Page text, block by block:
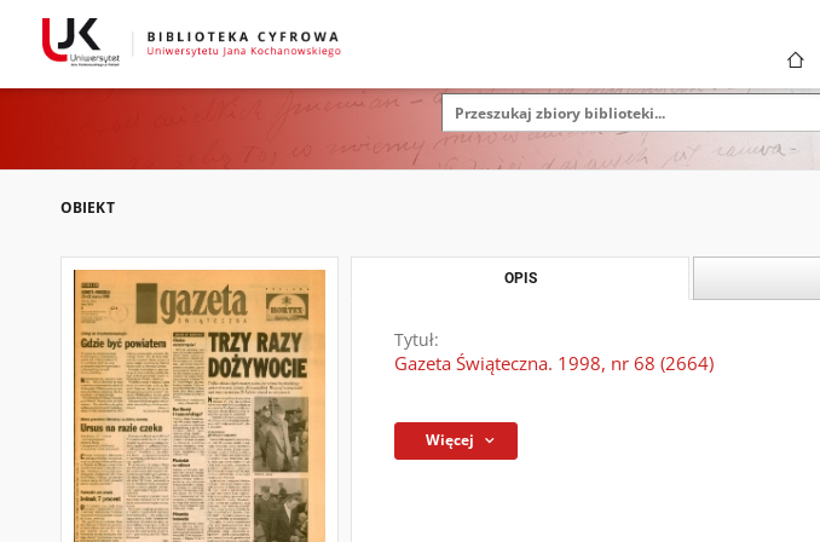
OBIEKT
OPIS
Tytuł:
Gazeta Świąteczna. 1998, nr 68 (2664)
Więcej